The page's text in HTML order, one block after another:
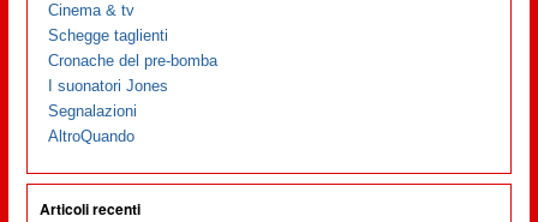
Cinema & tv
Schegge taglienti
Cronache del pre-bomba
I suonatori Jones
Segnalazioni
AltroQuando
Articoli recenti